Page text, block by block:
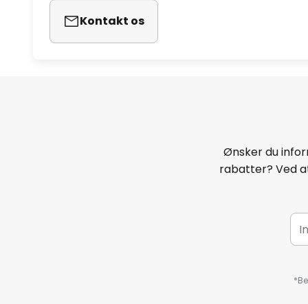
Kontakt os
Ønsker du
rabatter? Ved